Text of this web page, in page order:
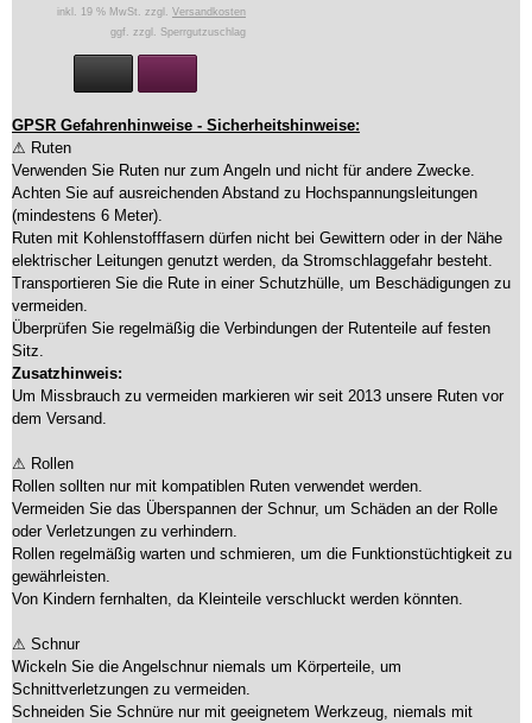
inkl. 19 % MwSt. zzgl. Versandkosten
ggf. zzgl. Sperrgutzuschlag
GPSR Gefahrenhinweise - Sicherheitshinweise:
⚠ Ruten
Verwenden Sie Ruten nur zum Angeln und nicht für andere Zwecke.
Achten Sie auf ausreichenden Abstand zu Hochspannungsleitungen
(mindestens 6 Meter).
Ruten mit Kohlenstofffasern dürfen nicht bei Gewittern oder in der Nähe
elektrischer Leitungen genutzt werden, da Stromschlaggefahr besteht.
Transportieren Sie die Rute in einer Schutzhülle, um Beschädigungen zu
vermeiden.
Überprüfen Sie regelmäßig die Verbindungen der Rutenteile auf festen
Sitz.
Zusatzhinweis:
Um Missbrauch zu vermeiden markieren wir seit 2013 unsere Ruten vor
dem Versand.
⚠ Rollen
Rollen sollten nur mit kompatiblen Ruten verwendet werden.
Vermeiden Sie das Überspannen der Schnur, um Schäden an der Rolle
oder Verletzungen zu verhindern.
Rollen regelmäßig warten und schmieren, um die Funktionstüchtigkeit zu
gewährleisten.
Von Kindern fernhalten, da Kleinteile verschluckt werden könnten.
⚠ Schnur
Wickeln Sie die Angelschnur niemals um Körperteile, um
Schnittverletzungen zu vermeiden.
Schneiden Sie Schnüre nur mit geeignetem Werkzeug, niemals mit